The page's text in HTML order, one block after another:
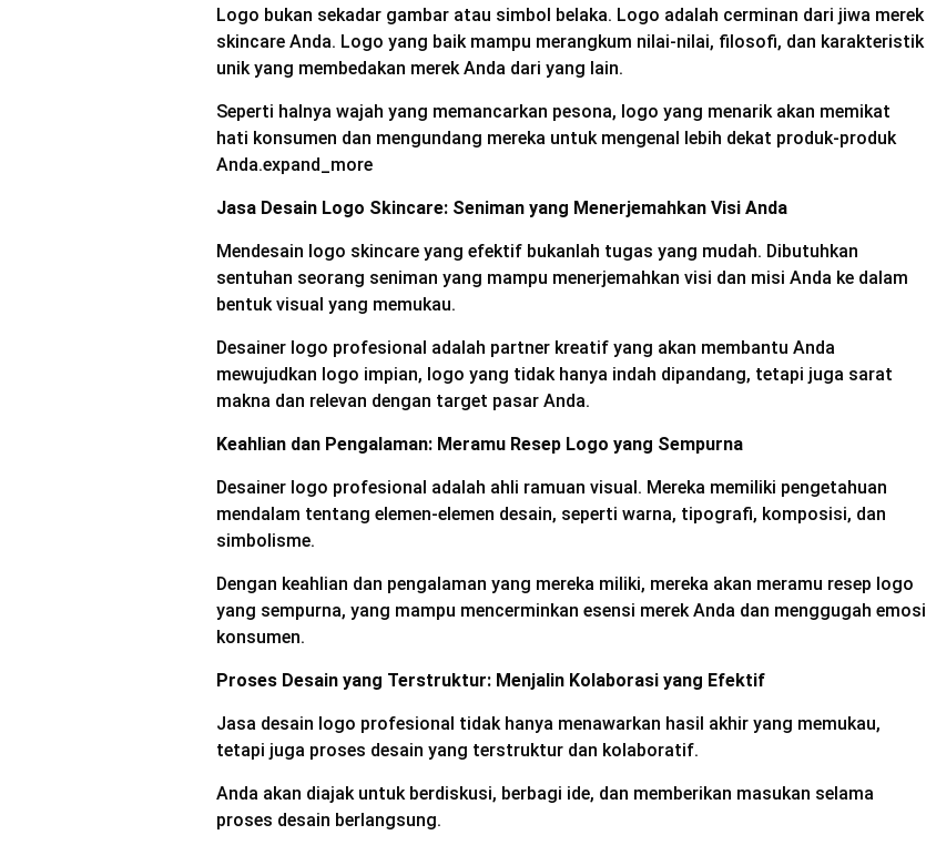
Logo bukan sekadar gambar atau simbol belaka. Logo adalah cerminan dari jiwa merek
skincare Anda. Logo yang baik mampu merangkum nilai-nilai, filosofi, dan karakteristik
unik yang membedakan merek Anda dari yang lain.
Seperti halnya wajah yang memancarkan pesona, logo yang menarik akan memikat
hati konsumen dan mengundang mereka untuk mengenal lebih dekat produk-produk
Anda.expand_more
Jasa Desain Logo Skincare: Seniman yang Menerjemahkan Visi Anda
Mendesain logo skincare yang efektif bukanlah tugas yang mudah. Dibutuhkan
sentuhan seorang seniman yang mampu menerjemahkan visi dan misi Anda ke dalam
bentuk visual yang memukau.
Desainer logo profesional adalah partner kreatif yang akan membantu Anda
mewujudkan logo impian, logo yang tidak hanya indah dipandang, tetapi juga sarat
makna dan relevan dengan target pasar Anda.
Keahlian dan Pengalaman: Meramu Resep Logo yang Sempurna
Desainer logo profesional adalah ahli ramuan visual. Mereka memiliki pengetahuan
mendalam tentang elemen-elemen desain, seperti warna, tipografi, komposisi, dan
simbolisme.
Dengan keahlian dan pengalaman yang mereka miliki, mereka akan meramu resep logo
yang sempurna, yang mampu mencerminkan esensi merek Anda dan menggugah emosi
konsumen.
Proses Desain yang Terstruktur: Menjalin Kolaborasi yang Efektif
Jasa desain logo profesional tidak hanya menawarkan hasil akhir yang memukau,
tetapi juga proses desain yang terstruktur dan kolaboratif.
Anda akan diajak untuk berdiskusi, berbagi ide, dan memberikan masukan selama
proses desain berlangsung.